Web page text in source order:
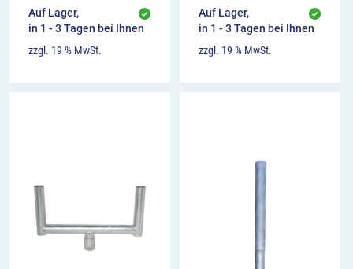
Auf Lager,
in 1 - 3 Tagen bei Ihnen
zzgl. 19 % MwSt.
Auf Lager,
in 1 - 3 Tagen bei Ihnen
zzgl. 19 % MwSt.